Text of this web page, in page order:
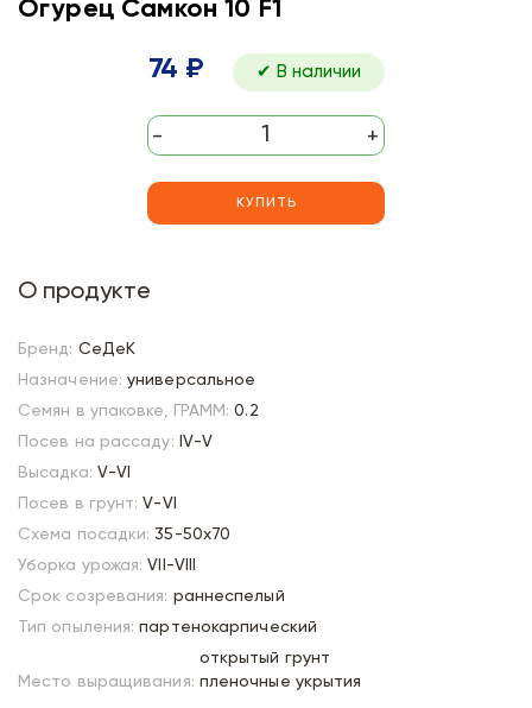
Огурец Самкон 10 F1
74 ₽ ✔ В наличии
- +
КУПИТЬ
О продукте
Бренд: СеДеК
Назначение: универсальное
Семян в упаковке, ГРАММ: 0.2
Посев на рассаду: IV-V
Высадка: V-VI
Посев в грунт: V-VI
Схема посадки: 35-50х70
Уборка урожая: VII-VIII
Срок созревания: раннеспелый
Тип опыления: партенокарпический
Место выращивания:
открытый грунт
пленочные укрытия